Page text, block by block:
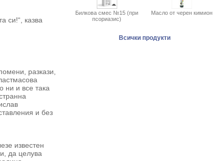
си!“, казва
разкази,
ни и все така
и без
известен
да целува
Билкова смес №15 (при
псориазис)
Масло от черен кимион
Всички продукти